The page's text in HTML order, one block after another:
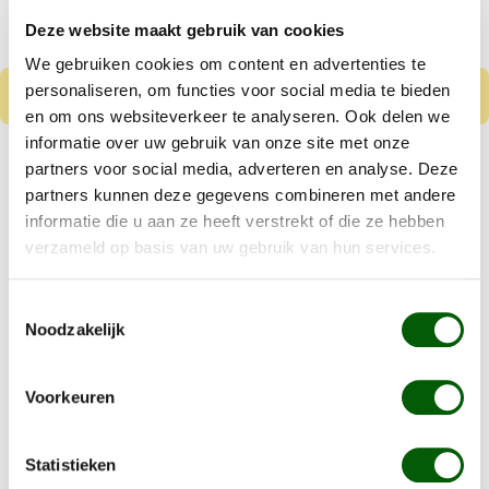
Deze website maakt gebruik van cookies
We gebruiken cookies om content en advertenties te
personaliseren, om functies voor social media te bieden
en om ons websiteverkeer te analyseren. Ook delen we
informatie over uw gebruik van onze site met onze
partners voor social media, adverteren en analyse. Deze
partners kunnen deze gegevens combineren met andere
informatie die u aan ze heeft verstrekt of die ze hebben
verzameld op basis van uw gebruik van hun services.
Noodzakelijk
Voorkeuren
Statistieken
Nero Gold Puppy
Kip & Rijst
Vanaf€ 8,99
Wat wel bewezen is, is dat je hond vlees makkelijker